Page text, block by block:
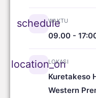
schedule
WAKTU
09.00 -
location_on
LOKASI
Kuretakeso
Western